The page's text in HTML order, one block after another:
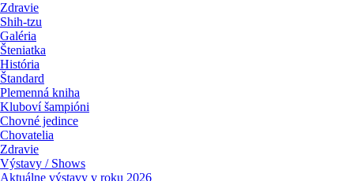
Zdravie
Shih-tzu
Galéria
Šteniatka
História
Štandard
Plemenná kniha
Kluboví šampióni
Chovné jedince
Chovatelia
Zdravie
Výstavy / Shows
Aktuálne výstavy v roku 2026